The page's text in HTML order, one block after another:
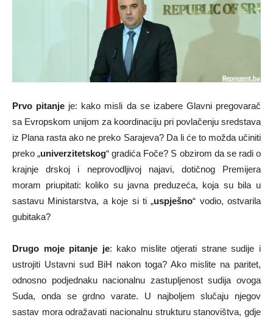
Prvo pitanje je: kako misli da se izabere Glavni pregovarač
sa Evropskom unijom za koordinaciju pri povlačenju sredstava
iz Plana rasta ako ne preko Sarajeva? Da li će to možda učiniti
preko „univerzitetskog“ gradića Foče? S obzirom da se radi o
krajnje drskoj i neprovodljivoj najavi, dotičnog Premijera
moram priupitati: koliko su javna preduzeća, koja su bila u
sastavu Ministarstva, a koje si ti „uspješno“ vodio, ostvarila
gubitaka?
Drugo moje pitanje je: kako mislite otjerati strane sudije i
ustrojiti Ustavni sud BiH nakon toga? Ako mislite na paritet,
odnosno podjednaku nacionalnu zastupljenost sudija ovoga
Suda, onda se grdno varate. U najboljem slučaju njegov
sastav mora odražavati nacionalnu strukturu stanovištva, gdje